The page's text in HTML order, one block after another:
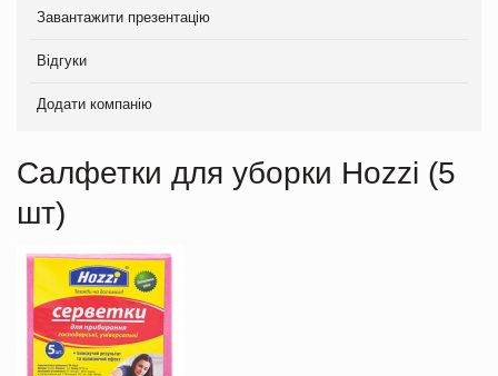
Завантажити презентацію
Відгуки
Додати компанію
Салфетки для уборки Hozzi (5
шт)